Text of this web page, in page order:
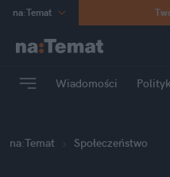
na:Temat
Poland
mama
Rozrywka
Wiadomości
na:Temat Społeczeństwo